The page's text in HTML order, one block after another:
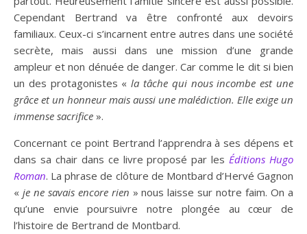
Cependant Bertrand va être confronté aux devoirs
familiaux. Ceux-ci s’incarnent entre autres dans une société
secrète, mais aussi dans une mission d’une grande
ampleur et non dénuée de danger. Car comme le dit si bien
un des protagonistes «la tâche qui nous incombe est une
grâce et un honneur mais aussi une malédiction. Elle exige un
immense sacrifice ».
Concernant ce point Bertrand l’apprendra à ses dépens et
dans sa chair dans ce livre proposé par lesÉditions Hugo
Roman. La phrase de clôture de Montbard d’Hervé Gagnon
« je ne savais encore rien » nous laisse sur notre faim. On a
qu’une envie poursuivre notre plongée au cœur de
l’histoire de Bertrand de Montbard.